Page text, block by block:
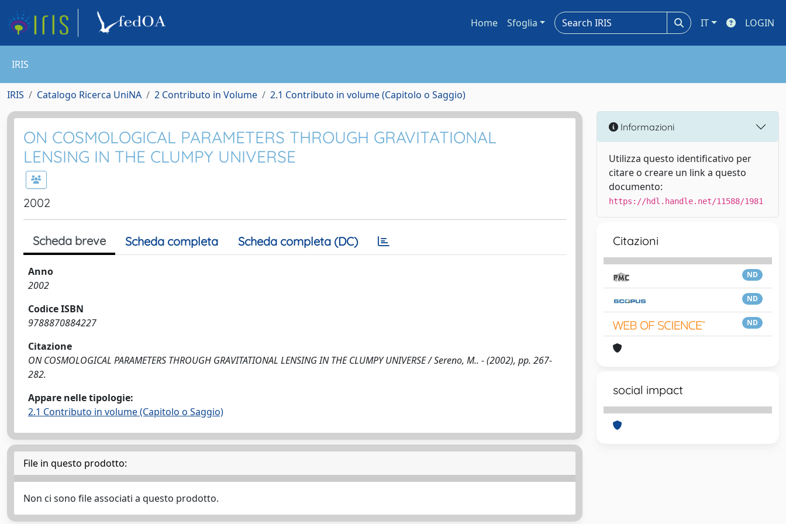
Home Sfoglia IT LOGIN
IRIS
IRIS Catalogo Ricerca UniNA 2 Contributo in Volume 2.1 Contributo in volume (Capitolo o Saggio)
ON COSMOLOGICAL PARAMETERS THROUGH GRAVITATIONAL
LENSING IN THE CLUMPY UNIVERSE
2002
Scheda breve Scheda completa Scheda completa (DC)
Anno
2002
Codice ISBN
9788870884227
Citazione
ON COSMOLOGICAL PARAMETERS THROUGH GRAVITATIONAL LENSING IN THE CLUMPY UNIVERSE / Sereno, M.. - (2002), pp. 267-
282.
Appare nelle tipologie:
2.1 Contributo in volume (Capitolo o Saggio)
File in questo prodotto:
Non ci sono file associati a questo prodotto.
Informazioni
Utilizza questo identificativo per
citare o creare un link a questo
documento:
https://hdl.handle.net/11588/1981
Citazioni
ND
ND
ND
social impact